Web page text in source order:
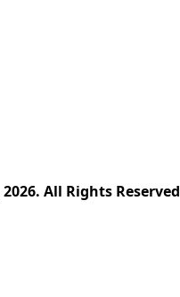
2026. All Rights Reserved